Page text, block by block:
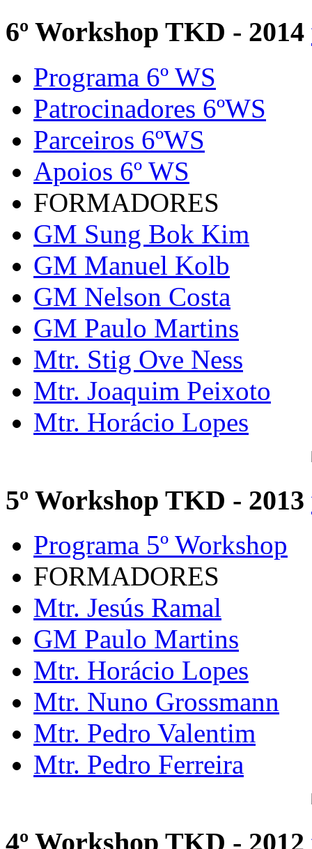
6º Workshop TKD - 2014
Programa 6º WS
Patrocinadores 6ºWS
Parceiros 6ºWS
Apoios 6º WS
FORMADORES
GM Sung Bok Kim
GM Manuel Kolb
GM Nelson Costa
GM Paulo Martins
Mtr. Stig Ove Ness
Mtr. Joaquim Peixoto
Mtr. Horácio Lopes
5º Workshop TKD - 2013
Programa 5º Workshop
FORMADORES
Mtr. Jesús Ramal
GM Paulo Martins
Mtr. Horácio Lopes
Mtr. Nuno Grossmann
Mtr. Pedro Valentim
Mtr. Pedro Ferreira
4º Workshop TKD - 2012